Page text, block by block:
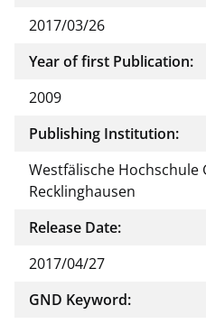
2017/03/26
Year of first Publication:
2009
Publishing Institution:
Westfälische
Recklinghausen
Release Date:
2017/04/27
GND Keyword: